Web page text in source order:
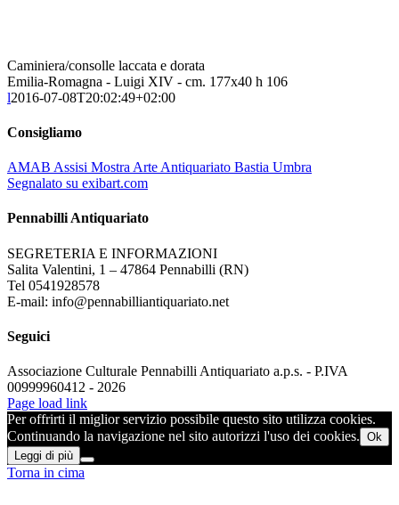
Caminiera/consolle laccata e dorata
Emilia-Romagna - Luigi XIV - cm. 177x40 h 106
l2016-07-08T20:02:49+02:00
Consigliamo
AMAB Assisi Mostra Arte Antiquariato Bastia Umbra
Segnalato su exibart.com
Pennabilli Antiquariato
SEGRETERIA E INFORMAZIONI
Salita Valentini, 1 – 47864 Pennabilli (RN)
Tel 0541928578
E-mail: info@pennabilliantiquariato.net
Seguici
Associazione Culturale Pennabilli Antiquariato a.p.s. - P.IVA
00999960412 - 2026
Page load link
Per offrirti il miglior servizio possibile questo sito utilizza cookies.
Continuando la navigazione nel sito autorizzi l'uso dei cookies. Ok
Leggi di più
Torna in cima